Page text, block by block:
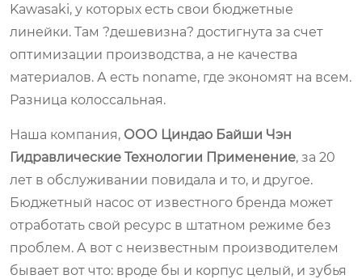
Kawasaki, у которых есть свои бюджетные
линейки. Там ?дешевизна? достигнута за счет
оптимизации производства, а не качества
материалов. А есть noname, где экономят на всем.
Разница колоссальная.
Наша компания, ООО Циндао Байши Чэн
Гидравлические Технологии Применение, за 20
лет в обслуживании повидала и то, и другое.
Бюджетный насос от известного бренда может
отработать свой ресурс в штатном режиме без
проблем. А вот с неизвестным производителем
бывает вот что: вроде бы и корпус целый, и зубья